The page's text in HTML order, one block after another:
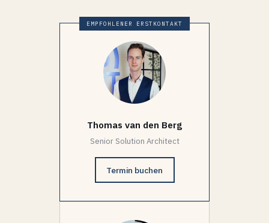
EMPFOHLENER ERSTKONTAKT
Thomas van den Berg
Senior Solution Architect
Termin buchen